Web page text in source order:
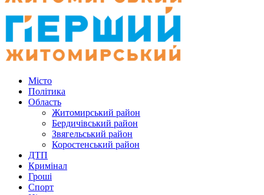
Місто
Політика
Область
Житомирський район
Бердичівський район
Звягельський район
Коростенський район
ДТП
Кримінал
Гроші
Спорт